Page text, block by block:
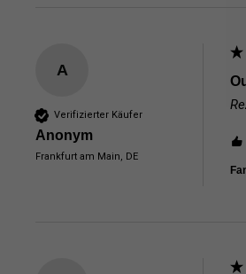
A
Verifizierter Käufer
Anonym
Frankfurt am Main, DE